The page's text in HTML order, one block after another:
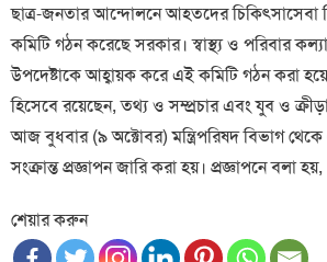
ছাত্র-জনতার আন্দোলনে আহতদের চিকিৎসাসেবা
কমিটি গঠন করেছে সরকার। স্বাস্থ্য ও পরিবার
উপদেষ্টাকে আহ্বায়ক করে এই কমিটি গঠন করা
হিসেবে রয়েছেন, তথ্য ও সম্প্রচার এবং যুব ও ক্রীড়া
আজ বুধবার (৯ অক্টোবর) মন্ত্রিপরিষদ বিভাগ
সংক্রান্ত প্রজ্ঞাপন জারি করা হয়। প্রজ্ঞাপনে বলা
শেয়ার করুন